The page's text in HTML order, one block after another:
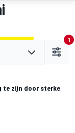
1
te zijn door sterke